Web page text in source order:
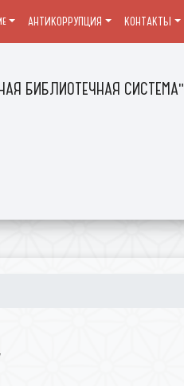
БИБЛИОТЕЧНАЯ СИСТЕМА"
АНТИКОРРУПЦИЯ КОНТАКТЫ